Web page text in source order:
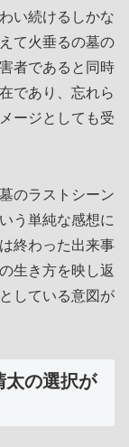
い続けるしかな
て火垂るの墓の
者であると同時
であり、忘れら
ージとしても受
のラストシーン
う単純な感想に
終わった出来事
生き方を映し返
している意図が
太の選択が